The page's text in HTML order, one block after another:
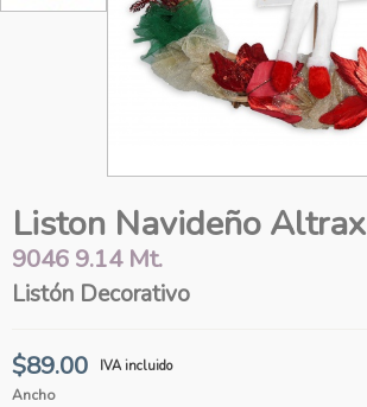
Liston Navideño Altrax
9046 9.14 Mt.
Listón Decorativo
$89.00 IVA incluido
Ancho